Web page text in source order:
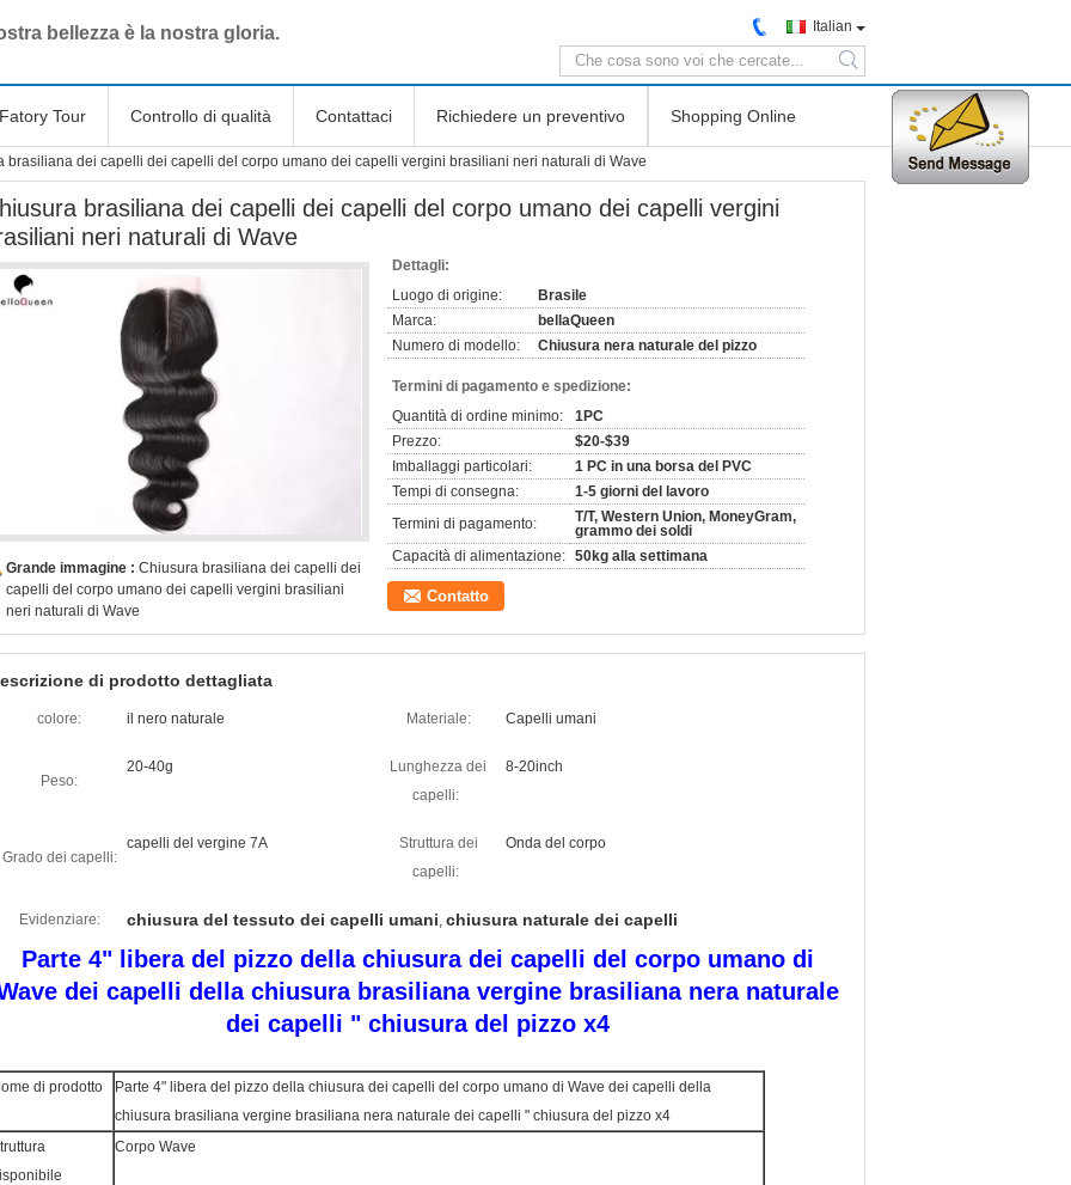
bellezza è la nostra gloria. Italian
search
Fatory Tour Controllo di qualità Contattaci Richiedere un preventivo Shopping Online
brasiliana dei capelli dei capelli del corpo umano dei capelli vergini brasiliani neri naturali di Wave
brasiliana dei capelli dei capelli del corpo umano dei capelli vergini
neri naturali di Wave
Grande immagine : Chiusura brasiliana dei capelli dei
capelli del corpo umano dei capelli vergini brasiliani
neri naturali di Wave
Dettagli:
Luogo di origine:
Brasile
Marca:
bellaQueen
Numero di modello:
Chiusura nera naturale del pizzo
Termini di pagamento e spedizione:
Quantità di ordine minimo:
1PC
Prezzo:
$20-$39
Imballaggi particolari:
1 PC in una borsa del PVC
Tempi di consegna:
1-5 giorni del lavoro
Termini di pagamento:
T/T, Western Union, MoneyGram,
grammo dei soldi
Capacità di alimentazione: 50kg alla settimana
Contatto
di prodotto dettagliata
colore: il nero naturale Materiale: Capelli umani
Peso:
20-40g
Lunghezza dei
capelli:
8-20inch
Grado dei capelli:
capelli del vergine 7A
Struttura dei
capelli:
Onda del corpo
Evidenziare: chiusura del tessuto dei capelli umani, chiusura naturale dei capelli
Parte 4" libera del pizzo della chiusura dei capelli del corpo umano di
dei capelli della chiusura brasiliana vergine brasiliana nera naturale
dei capelli " chiusura del pizzo x4
di prodotto
Parte 4" libera del pizzo della chiusura dei capelli del corpo umano di Wave dei capelli della
chiusura brasiliana vergine brasiliana nera naturale dei capelli " chiusura del pizzo x4
Corpo Wave